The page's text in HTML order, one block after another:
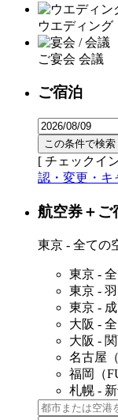
ウエディング
ご宴会 会議
ご宿泊
この条件で検索
[ チェックイ
認・変更・キ
航空券＋ご
東京 - 全ての
東京 -
東京 -
東京 - 成
大阪 -
大阪 -
名古屋
福岡（
札幌 - 新